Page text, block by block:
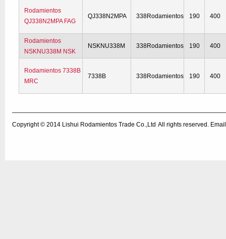
Rodamientos
QJ338N2MPA FAG
QJ338N2MPA 338Rodamientos 190 400
Rodamientos
NSKNU338M NSK
NSKNU338M 338Rodamientos 190 400
Rodamientos 7338B
MRC
7338B 338Rodamientos 190 400
Copyright © 2014 Lishui Rodamientos Trade Co.,Ltd All rights reserved.